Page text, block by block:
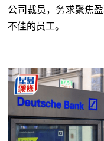
公司裁员，务求聚焦
不佳的员工。